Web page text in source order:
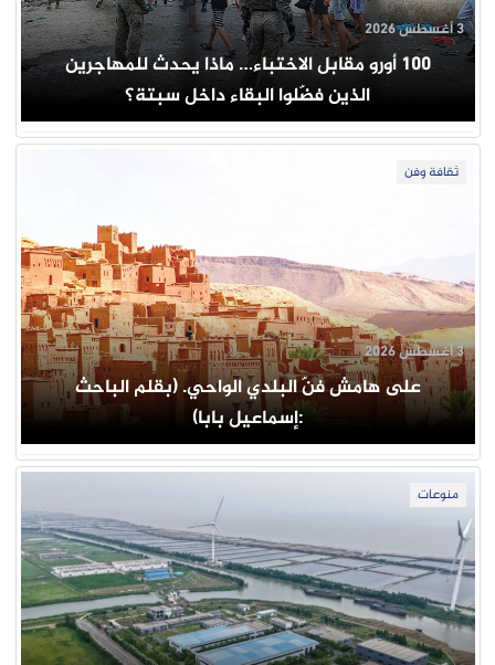
100 أورو مقابل الاختباء… ماذا يحدث للمهاجرين
الذين فضّلوا البقاء داخل سبتة؟
3 أغسطس 2026
ثقافة وفن
على هامش فنّ البلدي الواحي. (بقلم الباحث
:إسماعيل بابا)
3 أغسطس 2026
منوعات